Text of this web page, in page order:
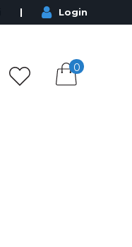
Login
0